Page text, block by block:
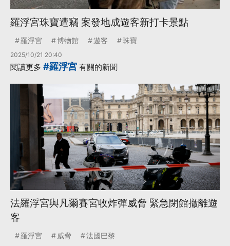
羅浮宮珠寶遭竊 案發地成遊客新打卡景點
羅浮宮 博物館 遊客 珠寶
2025/10/21 20:40
閱讀更多 #羅浮宮 有關的新聞
法羅浮宮與凡爾賽宮收炸彈威脅 緊急閉館撤離遊
客
羅浮宮 威脅 法國巴黎